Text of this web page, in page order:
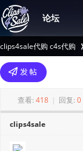
论坛
clips4sale代购 c4s代购
>
查看: 418 | 回复: 0
clips4sale